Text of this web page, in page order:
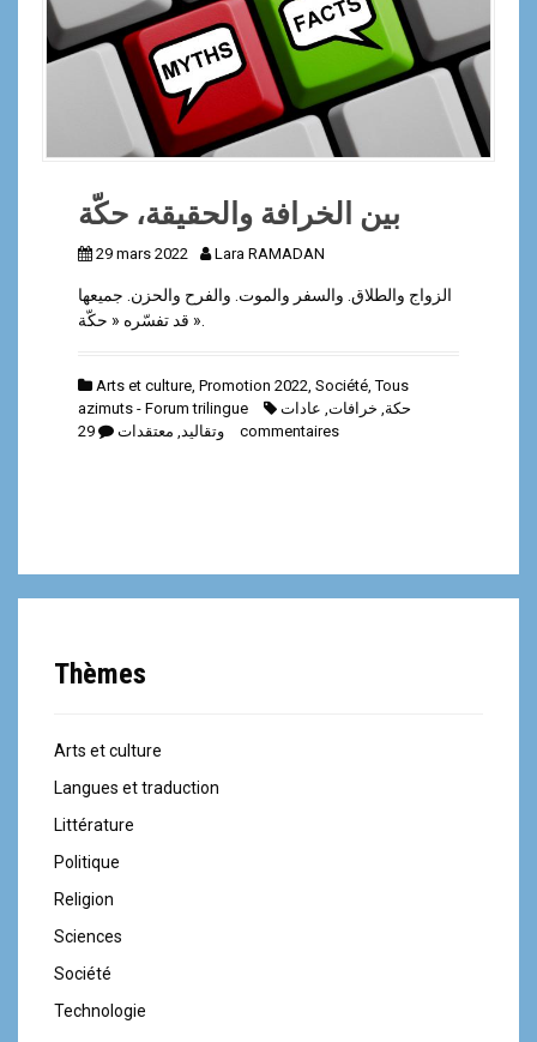
بين الخرافة والحقيقة، حكّة
29 mars 2022 Lara RAMADAN
الزواج والطلاق. والسفر والموت. والفرح والحزن. جميعها
قد تفسّره « حكّة ».
Arts et culture, Promotion 2022, Société,Tous
azimuts - Forum trilingue
حكة, خرافات, عادات
وتقاليد, معتقدات 29 commentaires
Thèmes
Arts et culture
Langues et traduction
Littérature
Politique
Religion
Sciences
Société
Technologie